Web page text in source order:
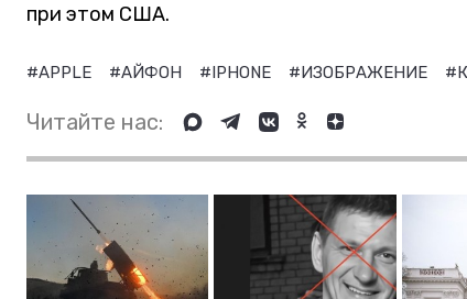
при этом США.
#APPLE #АЙФОН #IPHONE #ИЗОБРАЖЕНИЕ
Читайте нас: